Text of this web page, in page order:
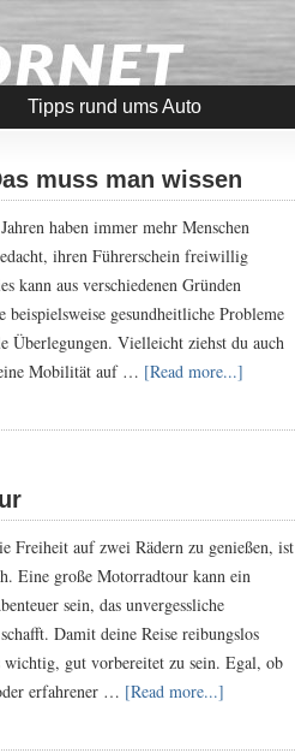
Tipps rund ums Auto
muss man wissen
haben immer mehr Menschen
ihren Führerschein freiwillig
kann aus verschiedenen Gründen
beispielsweise gesundheitliche Probleme
Überlegungen. Vielleicht ziehst du auch
Mobilität auf … [Read more...]
Freiheit auf zwei Rädern zu genießen, ist
Eine große Motorradtour kann ein
sein, das unvergessliche
Damit deine Reise reibungslos
gut vorbereitet zu sein. Egal, ob
erfahrener … [Read more...]